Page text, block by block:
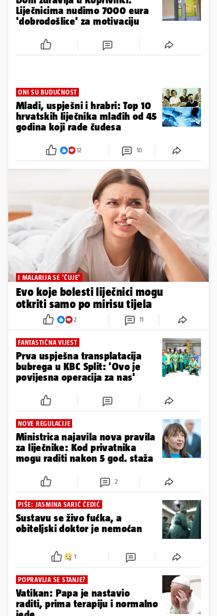
Liječnicima nudimo 7000 eura
'dobrodošlice' za motivaciju
ONI SU BUDUĆNOST
Mladi, uspješni i hrabri: Top 10
hrvatskih liječnika mlađih od 45
godina koji rade čudesa
12 10
I MALARIJA SE 'ČUJE'
Evo koje bolesti liječnici mogu
otkriti samo po mirisu tijela
2 11
FANTASTIČNA VIJEST
Prva uspješna transplatacija
bubrega u KBC Split: 'Ovo je
povijesna operacija za nas'
NOVE REGULACIJE
Ministrica najavila nova pravila
za liječnike: Kod privatnika
mogu raditi nakon 5 god. staža
2
PIŠE: JASMINA SARIĆ ČEDIĆ
Sustavu se živo fućka, a
obiteljski doktor je nemoćan
1
POPRAVLJA SE STANJE?
Vatikan: Papa je nastavio
raditi, prima terapiju i normalno